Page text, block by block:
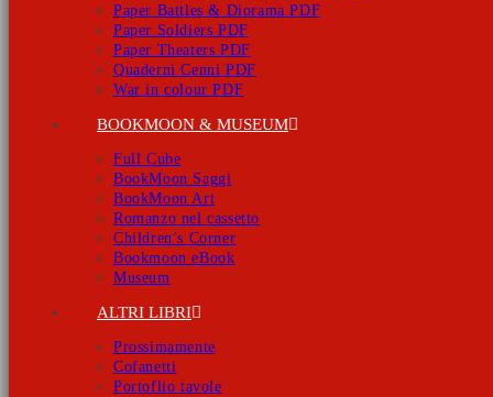
Paper Battles & Diorama PDF
Paper Soldiers PDF
Paper Theaters PDF
Quaderni Cenni PDF
War in colour PDF
BOOKMOON & MUSEUM
Full Cube
BookMoon Saggi
BookMoon Art
Romanzo nel cassetto
Children’s Corner
Bookmoon eBook
Museum
ALTRI LIBRI
Prossimamente
Cofanetti
Portoflio tavole